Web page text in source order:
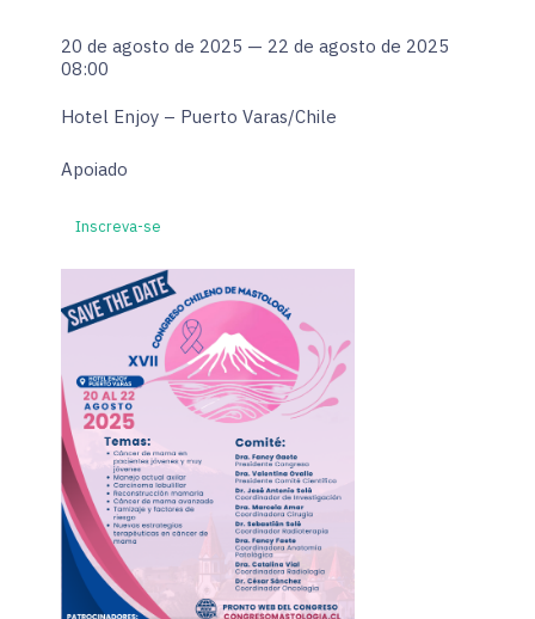
20 de agosto de 2025 — 22 de agosto de 2025
08:00
Hotel Enjoy – Puerto Varas/Chile
Apoiado
Inscreva-se